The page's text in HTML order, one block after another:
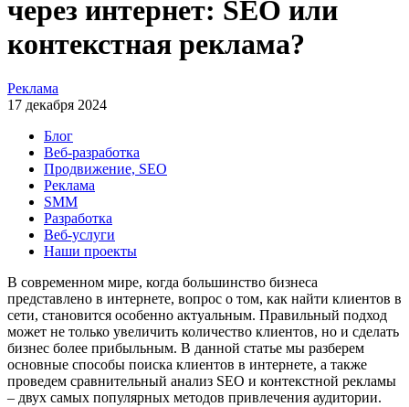
через интернет: SEO или
контекстная реклама?
Реклама
17 декабря 2024
Блог
Веб-разработка
Продвижение, SEO
Реклама
SMM
Разработка
Веб-услуги
Наши проекты
В современном мире, когда большинство бизнеса
представлено в интернете, вопрос о том, как найти клиентов в
сети, становится особенно актуальным. Правильный подход
может не только увеличить количество клиентов, но и сделать
бизнес более прибыльным. В данной статье мы разберем
основные способы поиска клиентов в интернете, а также
проведем сравнительный анализ SEO и контекстной рекламы
– двух самых популярных методов привлечения аудитории.